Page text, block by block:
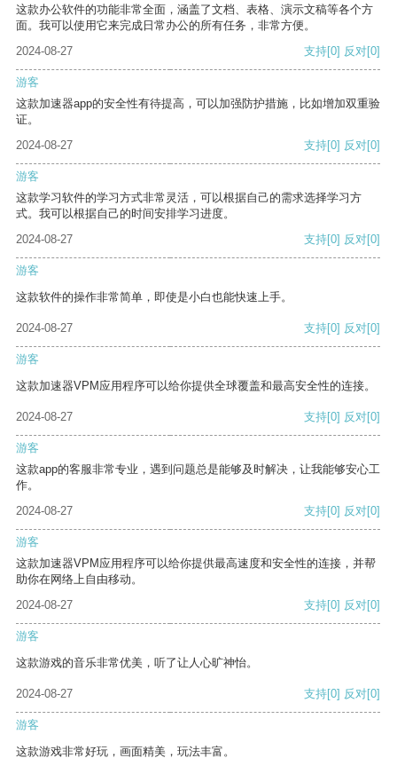
这款办公软件的功能非常全面，涵盖了文档、表格、演示文稿等各个方
面。我可以使用它来完成日常办公的所有任务，非常方便。
2024-08-27
支持[0] 反对[0]
游客
这款加速器app的安全性有待提高，可以加强防护措施，比如增加双重验
证。
2024-08-27
支持[0] 反对[0]
游客
这款学习软件的学习方式非常灵活，可以根据自己的需求选择学习方
式。我可以根据自己的时间安排学习进度。
2024-08-27
支持[0] 反对[0]
游客
这款软件的操作非常简单，即使是小白也能快速上手。
2024-08-27 支持[0] 反对[0]
游客
这款加速器VPM应用程序可以给你提供全球覆盖和最高安全性的连接。
2024-08-27 支持[0] 反对[0]
游客
这款app的客服非常专业，遇到问题总是能够及时解决，让我能够安心工
作。
2024-08-27
支持[0] 反对[0]
游客
这款加速器VPM应用程序可以给你提供最高速度和安全性的连接，并帮
助你在网络上自由移动。
2024-08-27
支持[0] 反对[0]
游客
这款游戏的音乐非常优美，听了让人心旷神怡。
2024-08-27 支持[0] 反对[0]
游客
这款游戏非常好玩，画面精美，玩法丰富。